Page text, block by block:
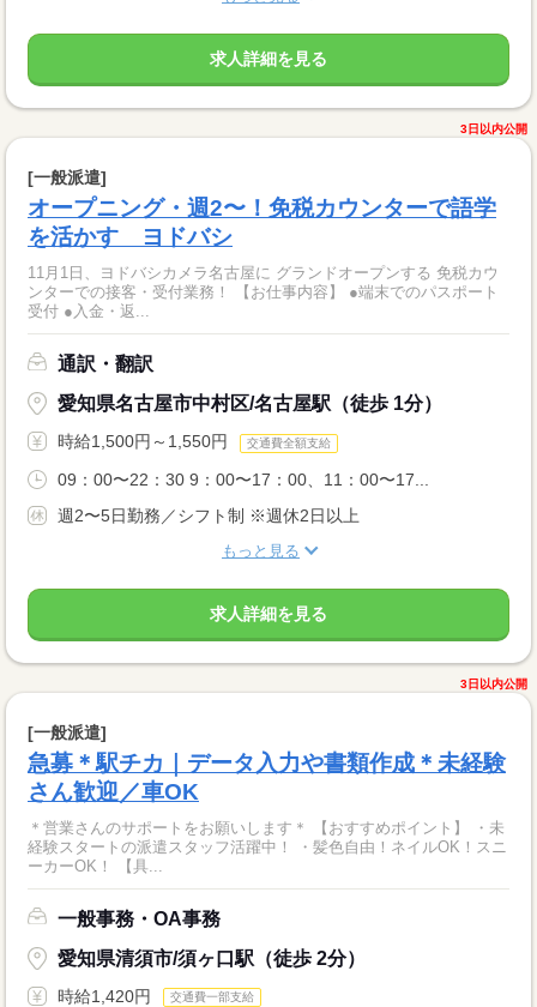
求人詳細を見る
3日以内公開
[一般派遣]
オープニング・週2〜！免税カウンターで語学
を活かす ヨドバシ
11月1日、ヨドバシカメラ名古屋に グランドオープンする 免税カウ
ンターでの接客・受付業務！ 【お仕事内容】 ●端末でのパスポート
受付 ●入金・返...
通訳・翻訳
愛知県名古屋市中村区/名古屋駅（徒歩 1分）
時給1,500円～1,550円 交通費全額支給
09：00〜22：30 9：00〜17：00、11：00〜17...
週2〜5日勤務／シフト制 ※週休2日以上
もっと見る
求人詳細を見る
3日以内公開
[一般派遣]
急募＊駅チカ｜データ入力や書類作成＊未経験
さん歓迎／車OK
＊営業さんのサポートをお願いします＊ 【おすすめポイント】 ・未
経験スタートの派遣スタッフ活躍中！ ・髪色自由！ネイルOK！スニ
ーカーOK！ 【具...
一般事務・OA事務
愛知県清須市/須ヶ口駅（徒歩 2分）
時給1,420円 交通費一部支給